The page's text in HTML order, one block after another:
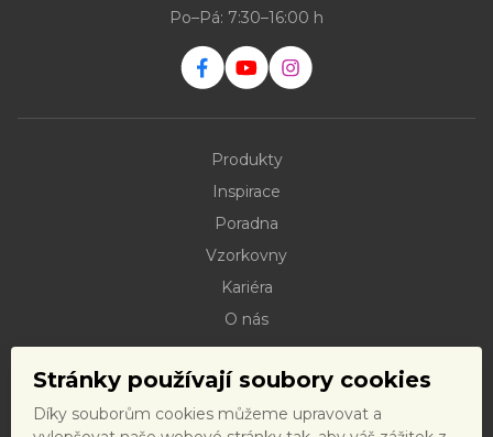
Stránky používají soubory cookies
Díky souborům cookies můžeme upravovat a
Po–Pá: 7:30–16:00 h
Produkty
Inspirace
Poradna
Vzorkovny
Kariéra
O nás
Dokumenty ke stažení
Doprava